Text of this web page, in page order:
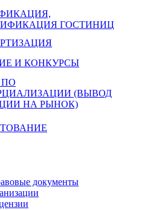
ГОСТИНИЦ
И КОНКУРСЫ
ПО
(ВЫВОД
НА РЫНОК)
документы